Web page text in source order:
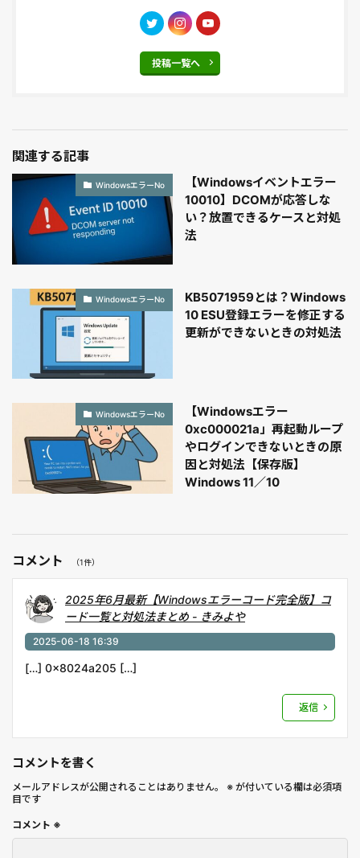
投稿一覧へ
関連する記事
WindowsエラーNo
【Windowsイベントエラー
10010】DCOMが応答しな
い？放置できるケースと対処
法
WindowsエラーNo
KB5071959とは？Windows
10 ESU登録エラーを修正する
更新ができないときの対処法
WindowsエラーNo
【Windowsエラー
0xc000021a」再起動ループ
やログインできないときの原
因と対処法【保存版】
Windows 11／10
コメント （1件）
2025年6月最新【Windowsエラーコード完全版】コ
ード一覧と対処法まとめ - きみよや
2025-06-18 16:39
[…] 0x8024a205 […]
返信
コメントを書く
メールアドレスが公開されることはありません。 ※ が付いている欄は必須項
目です
コメント ※